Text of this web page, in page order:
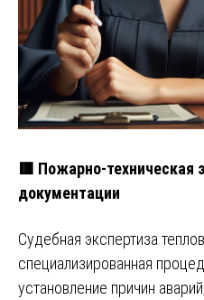
🟥 Пожарно-техническая
документации
Судебная экспертиза
специализированная
установление причин